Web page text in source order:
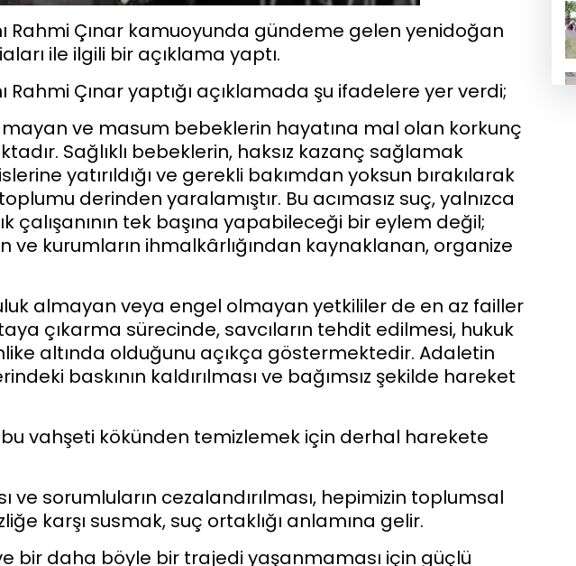
Rahmi Çınar kamuoyunda gündeme gelen yenidoğan
ile ilgili bir açıklama yaptı.
Rahmi Çınar yaptığı açıklamada şu ifadelere yer verdi;
ve masum bebeklerin hayatına mal olan korkunç
Sağlıklı bebeklerin, haksız kazanç sağlamak
yatırıldığı ve gerekli bakımdan yoksun bırakılarak
derinden yaralamıştır. Bu acımasız suç, yalnızca
çalışanının tek başına yapabileceği bir eylem değil;
ve kurumların ihmalkârlığından kaynaklanan, organize
almayan veya engel olmayan yetkililer de en az failler
çıkarma sürecinde, savcıların tehdit edilmesi, hukuk
altında olduğunu açıkça göstermektedir. Adaletin
baskının kaldırılması ve bağımsız şekilde hareket
vahşeti kökünden temizlemek için derhal harekete
ve sorumluların cezalandırılması, hepimizin toplumsal
karşı susmak, suç ortaklığı anlamına gelir.
bir daha böyle bir trajedi yaşanmaması için güçlü